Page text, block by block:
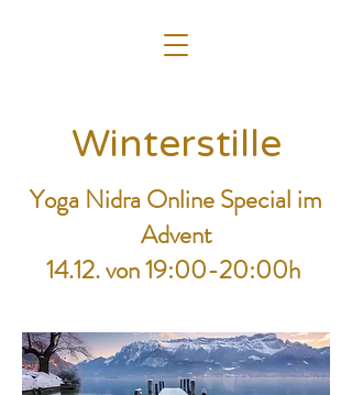
Winterstille
Yoga Nidra Online Special im
Advent
14.12. von 19:00-20:00h